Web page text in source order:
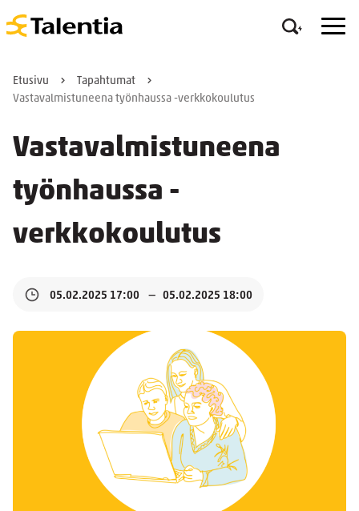
Etusivu
Tapahtumat
Vastavalmistuneena työnhaussa -verkkokoulutus
Vastavalmistuneena
työnhaussa -
verkkokoulutus
05.02.2025 17:00 05.02.2025 18:00